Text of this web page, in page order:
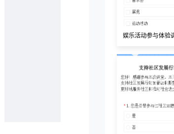
娱乐活动参与体验